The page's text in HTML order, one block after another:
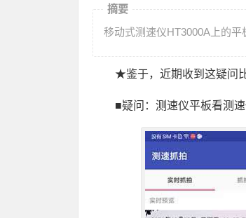
摘要
移动式测速仪HT3000A上的平
★鉴于，近期收到这疑问
■疑问：测速仪平板看测